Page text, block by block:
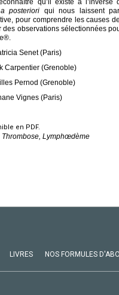
qu’il existe à l’inverse
a posteriori qui nous laissent
pour comprendre les causes
observations sélectionnées
Senet (Paris)
Carpentier (Grenoble)
Pernod (Grenoble)
Vignes (Paris)
en PDF.
Thrombose, Lymphœdème
LIVRES NOS FORMULES